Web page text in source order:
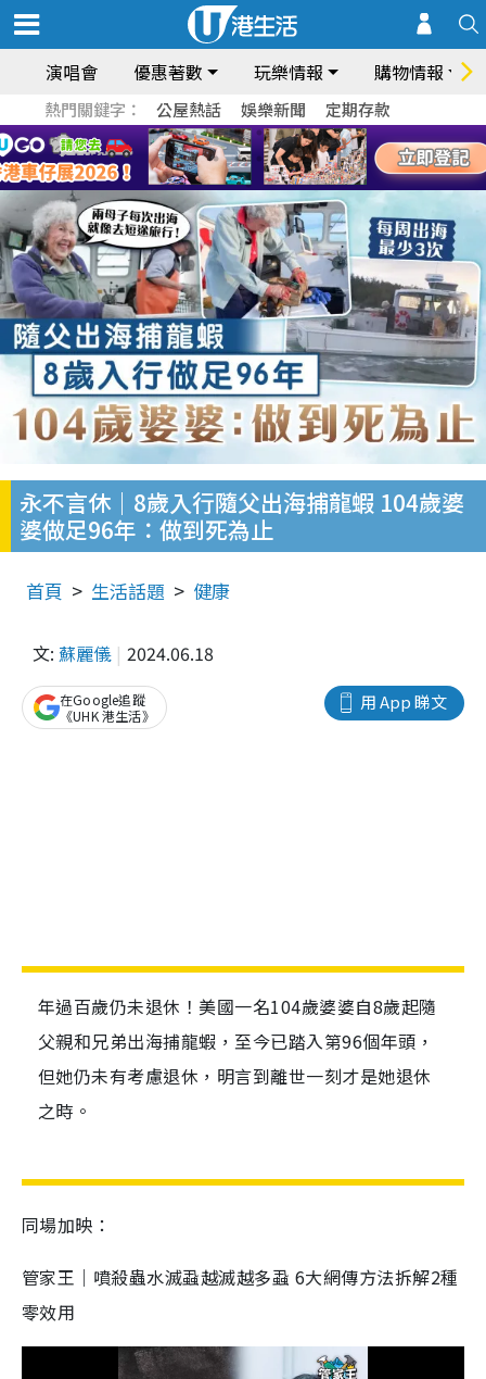
演唱會 優惠著數 玩樂情報 購物情報
熱門關鍵字： 公屋熱話 娛樂新聞 定期存款
永不言休｜8歲入行隨父出海捕龍蝦 104歲婆
婆做足96年：做到死為止
首頁 生活話題 健康
文: 蘇麗儀 2024.06.18
用 App 睇文
在Google追蹤
《UHK 港生活》
年過百歲仍未退休！美國一名104歲婆婆自8歲起隨
父親和兄弟出海捕龍蝦，至今已踏入第96個年頭，
但她仍未有考慮退休，明言到離世一刻才是她退休
之時。
同場加映：
管家王｜噴殺蟲水滅蝨越滅越多蝨 6大網傳方法拆解2種
零效用